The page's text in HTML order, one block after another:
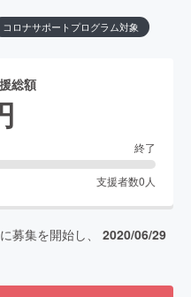
コロナサポートプログラム対象
総額
終了
支援者数0 人
に募集を開始し、 2020/06/29